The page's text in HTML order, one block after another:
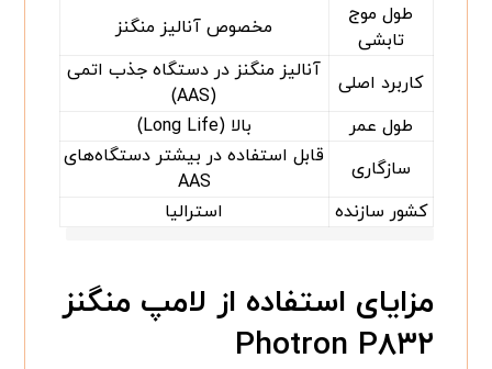
طول موج
تابشی
مخصوص آنالیز منگنز
کاربرد اصلی
آنالیز منگنز در دستگاه جذب اتمی
(AAS)
طول عمر
بالا (Long Life)
سازگاری
قابل استفاده در بیشتر دستگاه‌های
AAS
کشور سازنده
استرالیا
مزایای استفاده از لامپ منگنز
Photron P۸۳۲